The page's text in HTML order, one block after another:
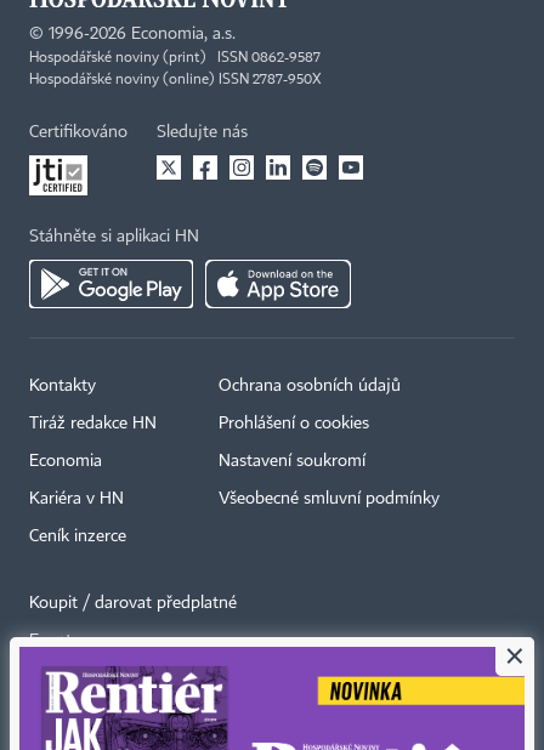
© 1996-2026 Economia, a.s.
Hospodářské noviny (print) ISSN 0862-9587
Hospodářské noviny (online) ISSN 2787-950X
Certifikováno Sledujte nás
Stáhněte si aplikaci HN
Kontakty
Tiráž redakce HN
Economia
Kariéra v HN
Ceník inzerce
Ochrana osobních údajů
Prohlášení o cookies
Nastavení soukromí
Všeobecné smluvní podmínky
Koupit / darovat předplatné
Eventy
Newslettery
RSS kanály
×